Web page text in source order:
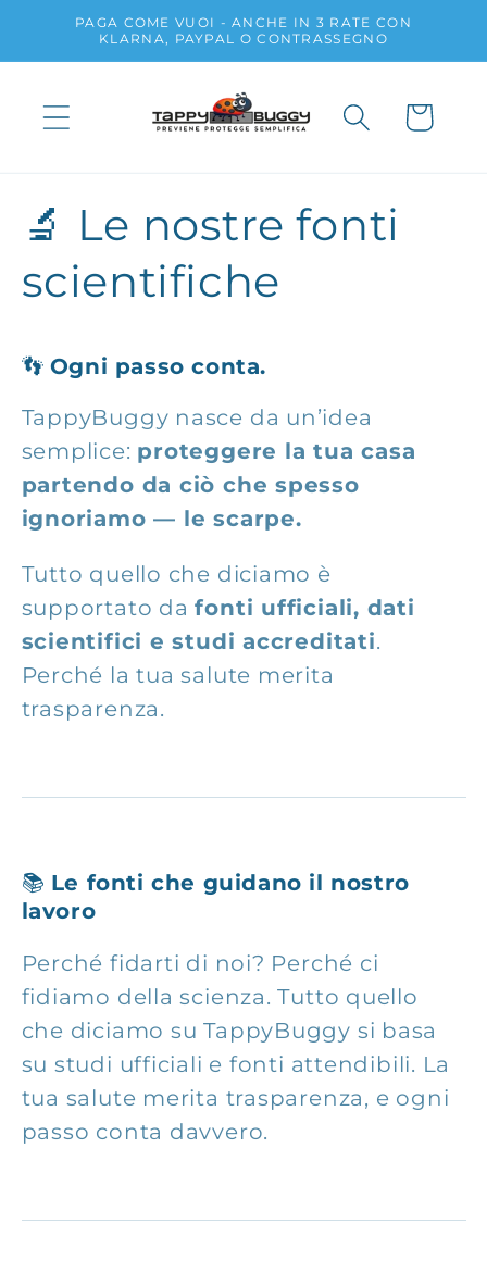
direttamente
ai contenuti
PAGA COME VUOI - ANCHE IN 3 RATE CON
KLARNA, PAYPAL O CONTRASSEGNO
Carrello
🔬 Le nostre fonti
scientifiche
👣 Ogni passo conta.
TappyBuggy nasce da un’idea
semplice: proteggere la tua casa
partendo da ciò che spesso
ignoriamo — le scarpe.
Tutto quello che diciamo è
supportato dafonti ufficiali, dati
scientifici e studi accreditati.
Perché la tua salute merita
trasparenza.
📚 Le fonti che guidano il nostro
lavoro
Perché fidarti di noi? Perché ci
fidiamo della scienza. Tutto quello
che diciamo su TappyBuggy si basa
su studi ufficiali e fonti attendibili. La
tua salute merita trasparenza, e ogni
passo conta davvero.